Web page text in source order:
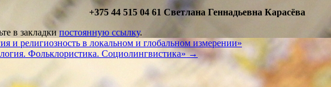
+375 44 515 04 61 Светлана Геннадьевна Карасёва
в закладкипостоянную ссылку.
и религиозность в локальном и глобальном измерении»
Фольклористика. Социолингвистика»→